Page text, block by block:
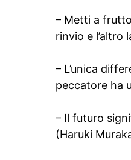
– Metti a
rinvio e l’altro
– L’unica
peccatore ha
– Il futuro
(Haruki